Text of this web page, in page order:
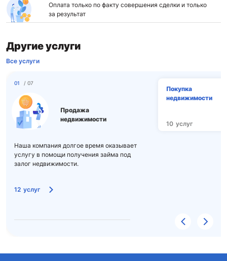
Оплата только по факту совершения сделки и только
за результат
Другие услуги
Все услуги
01 / 07
Продажа
недвижимости
Наша компания долгое время оказывает
услугу в помощи получения займа под
залог недвижимости.
12 услуг
Покупка
недвижимости
10 услуг